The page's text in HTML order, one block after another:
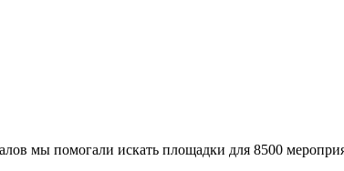
мы помогали искать площадки для 8500